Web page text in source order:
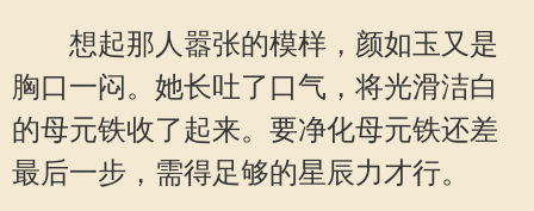
想起那人嚣张的模样，颜如玉又是
胸口一闷。她长吐了口气，将光滑洁白
的母元铁收了起来。要净化母元铁还差
最后一步，需得足够的星辰力才行。